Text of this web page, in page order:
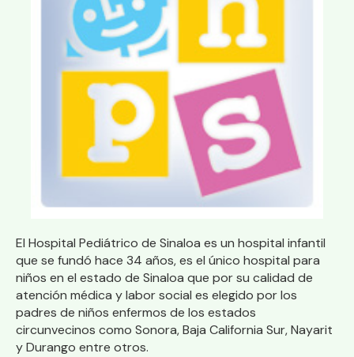
El Hospital Pediátrico de Sinaloa es un hospital infantil
que se fundó hace 34 años, es el único hospital para
niños en el estado de Sinaloa que por su calidad de
atención médica y labor social es elegido por los
padres de niños enfermos de los estados
circunvecinos como Sonora, Baja California Sur, Nayarit
y Durango entre otros.